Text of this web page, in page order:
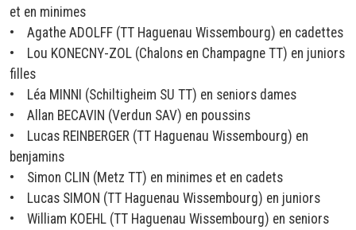
et en minimes
• Agathe ADOLFF (TT Haguenau Wissembourg) en cadettes
• Lou KONECNY-ZOL (Chalons en Champagne TT) en juniors
filles
• Léa MINNI (Schiltigheim SU TT) en seniors dames
• Allan BECAVIN (Verdun SAV) en poussins
• Lucas REINBERGER (TT Haguenau Wissembourg) en
benjamins
• Simon CLIN (Metz TT) en minimes et en cadets
• Lucas SIMON (TT Haguenau Wissembourg) en juniors
• William KOEHL (TT Haguenau Wissembourg) en seniors